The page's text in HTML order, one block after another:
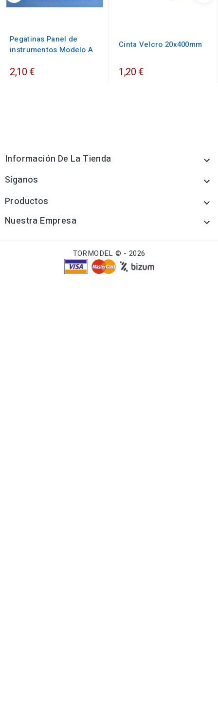
Pegatinas Panel de
instrumentos Modelo A
2,10 €
Cinta Velcro 20x400mm
1,20 €
Información De La Tienda 
Síganos 
Productos 
Nuestra Empresa 
TORMODEL © - 2026